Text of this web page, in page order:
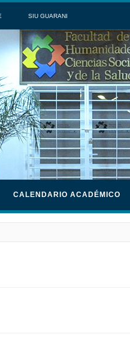
SIU GUARANI
CALENDARIO ACADÉMICO